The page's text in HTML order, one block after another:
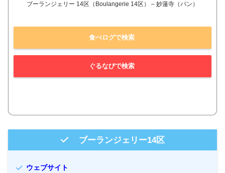
ブーランジェリー 14区（Boulangerie 14区） – 妙蓮寺（パン）
食べログで検索
ぐるなびで検索
ブーランジェリー14区
ウェブサイト